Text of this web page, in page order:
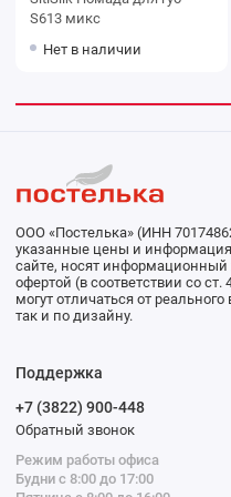
S613 микс
Нет в наличии
ООО «Постелька» (ИНН
указанные цены и
сайте, носят информационный
офертой (в соответствии со
могут отличаться от
так и по дизайну.
Поддержка
+7 (3822) 900-448
Обратный звонок
Режим работы офиса
Будни с 8:00 до 17:00